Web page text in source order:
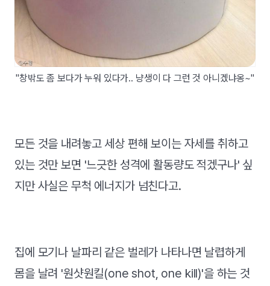
"창밖도 좀 보다가 누워 있다가.. 냥생이 다 그런 것 아니겠냐옹~"
모든 것을 내려놓고 세상 편해 보이는 자세를 취하고
있는 것만 보면 '느긋한 성격에 활동량도 적겠구나' 싶
지만 사실은 무척 에너지가 넘친다고.
집에 모기나 날파리 같은 벌레가 나타나면 날렵하게
몸을 날려 '원샷원킬(one shot, one kill)'을 하는 것